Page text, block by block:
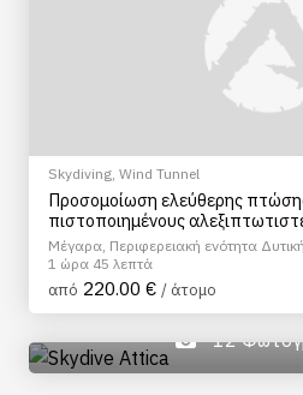
Skydiving, Wind Tunnel
Προσομοίωση ελεύθερης
πιστοποιημένους
Μέγαρα, Περιφερειακή ενότητα
1 ώρα 45 λεπτά
από 220.00 € / άτομο
12